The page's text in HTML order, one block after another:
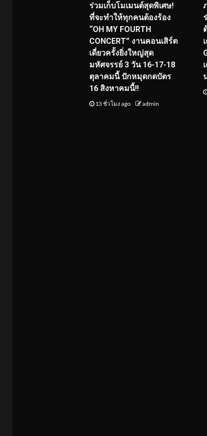
ร่วมเก็บโมเมนต์สุดพิเศษ!
ที่จะทำให้ทุกคนต้องร้อง
“OH MY FOURTH
CONCERT” งานคอนเสิร์ต
เดี่ยวครั้งยิ่งใหญ่สุด
มหัศจรรย์ 3 วัน 16-17-18
ตุลาคมนี้ ปักหมุดกดบัตร
16 สิงหาคมนี้!!
13 ชั่วโมง ago admin